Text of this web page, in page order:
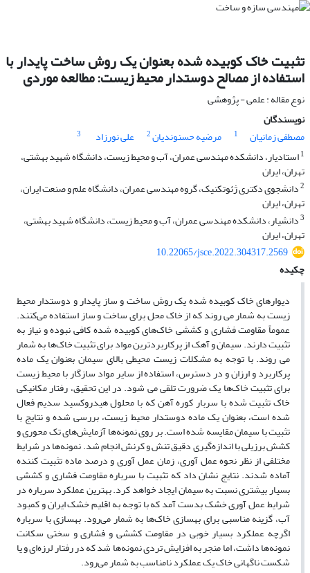
تثبیت خاک کوبیده شده بعنوان یک روش ساخت پایدار با
استفاده از مصالح دوستدار محیط زیست: مطالعه موردی
نوع مقاله : علمی - پژوهشی
نویسندگان
مصطفی زمانیان
1 مرضیه حسنوندیان2 علی نورزاد
3
1استادیار، دانشکده مهندسی عمران، آب و محیط زیست، دانشگاه شهید بهشتی،
تهران، ایران
2دانشجوی دکتری ژئوتکنیک، گروه مهندسی عمران، دانشگاه علم و صنعت ایران،
تهران، ایران
3دانشیار، دانشکده مهندسی عمران، آب و محیط زیست، دانشگاه شهید بهشتی،
تهران، ایران
10.22065/jsce.2022.304317.2569
چکیده
دیوارهای خاک کوبیده شده یک روش ساخت و ساز پایدار و دوستدار محیط
زیست به شمار می روند که از خاک محل برای ساخت و ساز استفاده می‌کنند.
عموماً مقاومت فشاری و کششی خاک‌های کوبیده شده کافی نبوده و نیاز به
تثبیت دارند. سیمان و آهک از پرکاربردترین مواد برای تثبیت خاک‌ها به شمار
می روند. با توجه به مشکلات زیست محیطی بالای سیمان بعنوان یک ماده
پرکاربرد و ارزان و در دسترس، استفاده از سایر مواد سازگار با محیط زیست
برای تثبیت خاک‌ها یک ضرورت تلقی می شود. در این تحقیق، رفتار مکانیکی
خاک تثبیت شده با سربار کوره آهن که با محلول هیدروکسید سدیم فعال
شده است، بعنوان یک ماده دوستدار محیط زیست، بررسی شده و نتایج با
تثبیت با سیمان مقایسه شده است. بر روی نمونه‌ها آزمایش‌های تک محوری و
کشش برزیلی با اندازه‌گیری دقیق تنش و کرنش انجام شد. نمونه‌ها در شرایط
مختلفی از نظر نحوه عمل آوری، زمان عمل آوری و درصد ماده تثبیت کننده
آماده شدند. نتایج نشان داد که تثبیت با سرباره مقاومت فشاری و کششی
بسیار بیشتری نسبت به سیمان ایجاد خواهد کرد. بهترین عملکرد سرباره در
شرایط عمل آوری خشک بدست آمد که با توجه به اقلیم خشک ایران و کمبود
آب، گزینه مناسبی برای بهسازی خاک‌ها به شمار می‌رود. بهسازی با سرباره
اگرچه عملکرد بسیار خوبی در مقاومت کششی و فشاری و سختی سکانت
نمونه‌ها داشت، اما منجر به افزایش تردی نمونه‌ها شد که در رفتار لرزه‌ای و یا
شکست ناگهانی خاک یک عملکرد نامناسب به شمار می‌رود.